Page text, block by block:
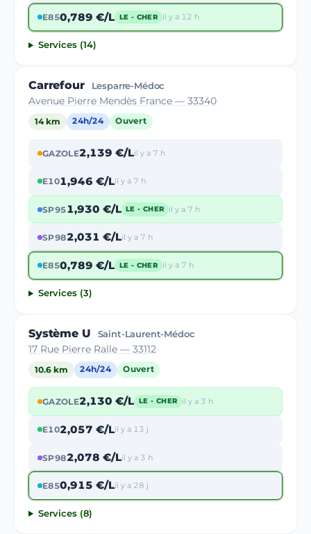
E850,789 €/L LE - CHER il y a 12 h
Services (14)
Carrefour Lesparre-Médoc
Avenue Pierre Mendès France — 33340
14 km 24h/24 Ouvert
GAZOLE2,139 €/Lil y a 7 h
E101,946 €/Lil y a 7 h
SP951,930 €/L LE - CHER il y a 7 h
SP982,031 €/Lil y a 7 h
E850,789 €/L LE - CHER il y a 7 h
Services (3)
Système U Saint-Laurent-Médoc
17 Rue Pierre Ralle — 33112
10.6 km 24h/24 Ouvert
GAZOLE2,130 €/L LE - CHER il y a 3 h
E102,057 €/Lil y a 13 j
SP982,078 €/Lil y a 3 h
E850,915 €/Lil y a 28 j
Services (8)